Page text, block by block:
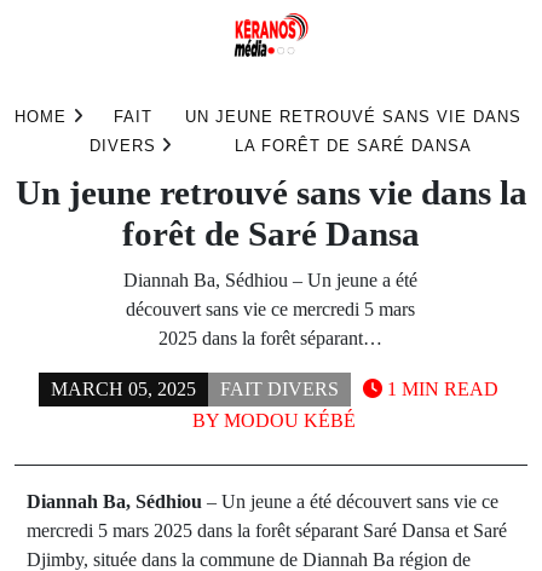
HOME
FAIT
DIVERS
UN JEUNE RETROUVÉ SANS VIE DANS
LA FORÊT DE SARÉ DANSA
Un jeune retrouvé sans vie dans la
forêt de Saré Dansa
Diannah Ba, Sédhiou – Un jeune a été
découvert sans vie ce mercredi 5 mars
2025 dans la forêt séparant…
MARCH 05, 2025
FAIT DIVERS
BY MODOU KÉBÉ
1 MIN READ
Diannah Ba, Sédhiou – Un jeune a été découvert sans vie ce
mercredi 5 mars 2025 dans la forêt séparant Saré Dansa et Saré
Djimby, située dans la commune de Diannah Ba région de